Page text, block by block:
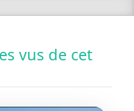
vus de cet